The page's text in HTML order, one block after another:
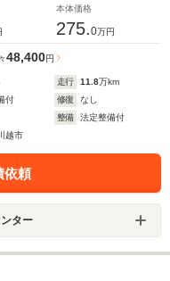
本体価格
275.0万円
48,400円
走行 11.8万km
付 修復
なし
整備
法定整備付
越市
依頼
ター